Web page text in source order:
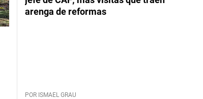
arenga de reformas
POR ISMAEL GRAU